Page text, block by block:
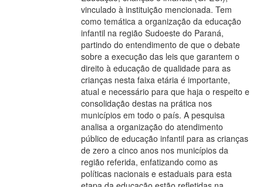
vinculado à instituição mencionada. Tem
como temática a organização da educação
infantil na região Sudoeste do Paraná,
partindo do entendimento de que o debate
sobre a execução das leis que garantem o
direito à educação de qualidade para as
crianças nesta faixa etária é importante,
atual e necessário para que haja o respeito e
consolidação destas na prática nos
municípios em todo o país. A pesquisa
analisa a organização do atendimento
público de educação infantil para as crianças
de zero a cinco anos nos municípios da
região referida, enfatizando como as
políticas nacionais e estaduais para esta